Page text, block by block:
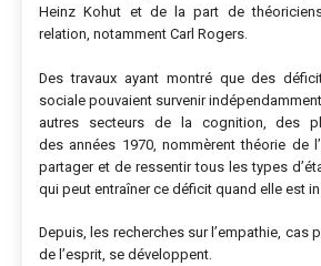
Heinz Kohut et de la part de
relation, notamment Carl Rogers.
Des travaux ayant montré que des
sociale pouvaient survenir
autres secteurs de la cognition, des
des années 1970, nommèrent théorie de
partager et de ressentir tous les types
qui peut entraîner ce déficit quand elle est
Depuis, les recherches sur l’empathie, cas
de l’esprit, se développent.